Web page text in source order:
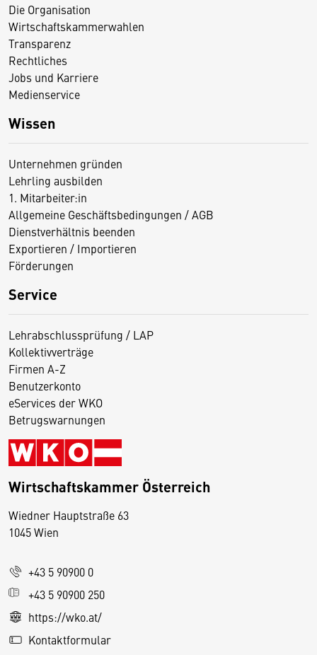
Die Organisation
Wirtschaftskammerwahlen
Transparenz
Rechtliches
Jobs und Karriere
Medienservice
Wissen
Unternehmen gründen
Lehrling ausbilden
1. Mitarbeiter:in
Allgemeine Geschäftsbedingungen / AGB
Dienstverhältnis beenden
Exportieren / Importieren
Förderungen
Service
Lehrabschlussprüfung / LAP
Kollektivverträge
Firmen A-Z
Benutzerkonto
eServices der WKO
Betrugswarnungen
Wirtschaftskammer Österreich
Wiedner Hauptstraße 63
1045 Wien
+43 5 90900 0
+43 5 90900 250
https://wko.at/
Kontaktformular
D
s
e
S
e